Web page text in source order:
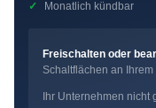
✓
Monatlich kündbar
Freischalten oder
Schaltflächen an
Ihr Unternehmen nicht